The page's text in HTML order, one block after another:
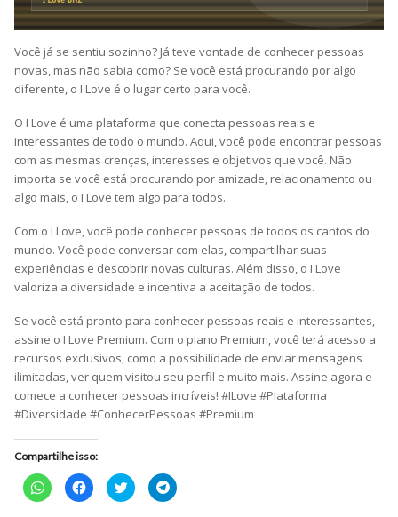
Você já se sentiu sozinho? Já teve vontade de conhecer pessoas
novas, mas não sabia como? Se você está procurando por algo
diferente, o I Love é o lugar certo para você.
O I Love é uma plataforma que conecta pessoas reais e
interessantes de todo o mundo. Aqui, você pode encontrar pessoas
com as mesmas crenças, interesses e objetivos que você. Não
importa se você está procurando por amizade, relacionamento ou
algo mais, o I Love tem algo para todos.
Com o I Love, você pode conhecer pessoas de todos os cantos do
mundo. Você pode conversar com elas, compartilhar suas
experiências e descobrir novas culturas. Além disso, o I Love
valoriza a diversidade e incentiva a aceitação de todos.
Se você está pronto para conhecer pessoas reais e interessantes,
assine o I Love Premium. Com o plano Premium, você terá acesso a
recursos exclusivos, como a possibilidade de enviar mensagens
ilimitadas, ver quem visitou seu perfil e muito mais. Assine agora e
comece a conhecer pessoas incríveis! #ILove #Plataforma
#Diversidade #ConhecerPessoas #Premium
Compartilhe isso:
Clique
para
compartilhar
Clique
para
compartilhar
Clique
para
compartilhar
Clique
para